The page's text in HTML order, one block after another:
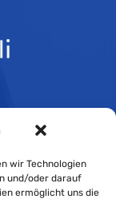
wir Technologien
und/oder darauf
ermöglicht uns die